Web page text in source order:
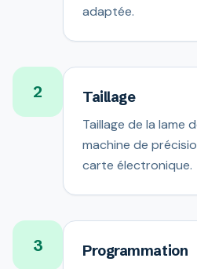
adaptée.
2 Taillage
Taillage de la lame
machine de
carte électronique.
3 Programmation